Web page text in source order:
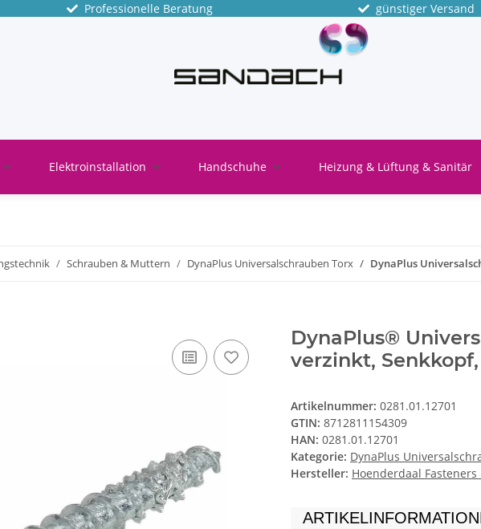
Professionelle Beratung günstiger Versand
Elektroinstallation Handschuhe Heizung & Lüftung & Sanitär
Schrauben & Muttern DynaPlus Universalschrauben Torx DynaPlus
DynaPlus®
verzinkt, Senkkopf,
Artikelnummer: 0281.01.12701
GTIN: 8712811154309
HAN: 0281.01.12701
Kategorie: DynaPlus
Hersteller: Hoenderdaal Fasteners